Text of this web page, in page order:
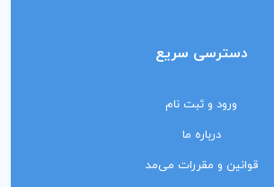
دسترسی سریع
ورود و ثبت نام
درباره ما
قوانین و مقررات می‌مد